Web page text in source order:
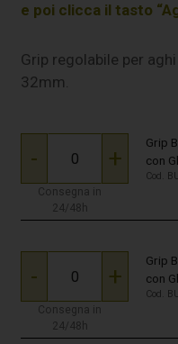
e poi clicca il tasto
Grip regolabile per
32mm.
- +
Consegna in
24/48h
Grip
con
Cod.
- +
Consegna in
24/48h
Grip
con
Cod.